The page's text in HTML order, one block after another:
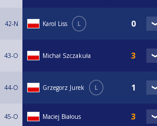
42-N Karol Liss L
43-O Michał Szczakuła
44-O Grzegorz Jurek L
45-O Maciej Białous